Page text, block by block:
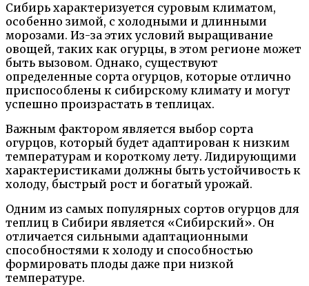
Сибирь характеризуется суровым климатом,
особенно зимой, с холодными и длинными
морозами. Из-за этих условий выращивание
овощей, таких как огурцы, в этом регионе может
быть вызовом. Однако, существуют
определенные сорта огурцов, которые отлично
приспособлены к сибирскому климату и могут
успешно произрастать в теплицах.
Важным фактором является выбор сорта
огурцов, который будет адаптирован к низким
температурам и короткому лету. Лидирующими
характеристиками должны быть устойчивость к
холоду, быстрый рост и богатый урожай.
Одним из самых популярных сортов огурцов для
теплиц в Сибири является «Сибирский». Он
отличается сильными адаптационными
способностями к холоду и способностью
формировать плоды даже при низкой
температуре.